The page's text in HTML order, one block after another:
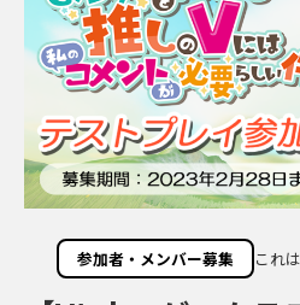
参加者・メンバー募集 これ